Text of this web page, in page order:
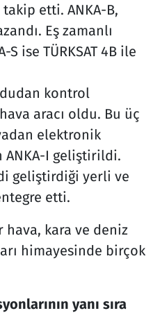
etti. ANKA-B,
Eş zamanlı
ise TÜRKSAT 4B ile
kontrol
aracı oldu. Bu üç
elektronik
I geliştirildi.
geliştirdiği yerli ve
etti.
hava, kara ve deniz
himayesinde birçok
yanı sıra